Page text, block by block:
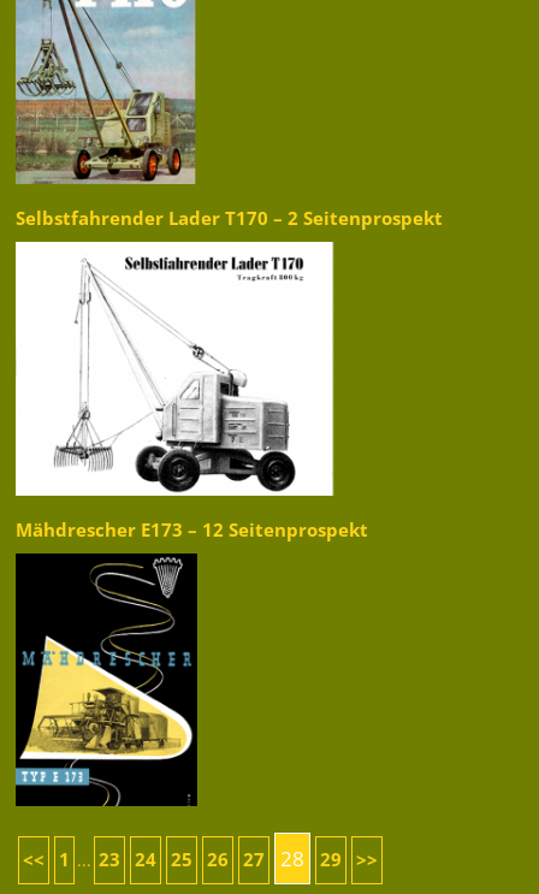
Selbstfahrender Lader T170 – 2 Seitenprospekt
Mähdrescher E173 – 12 Seitenprospekt
<< 1 ... 23 24 25 26 27 28 29 >>